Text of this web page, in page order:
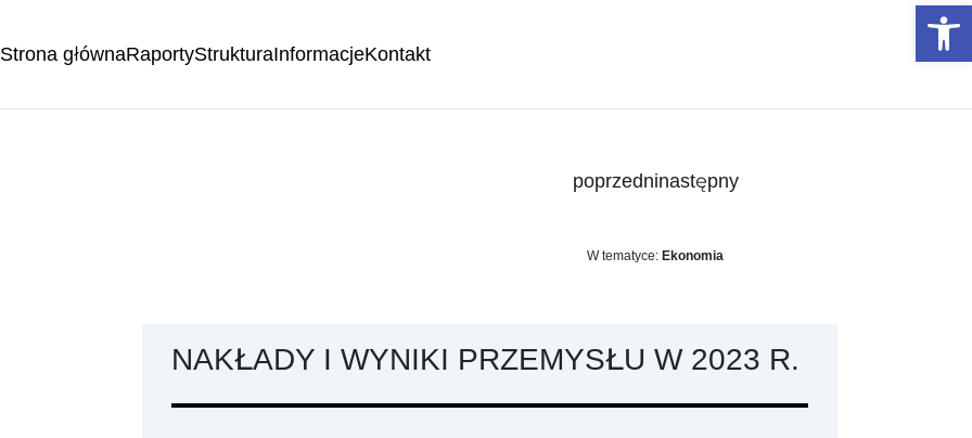
Strona głównaRaportyStrukturaInformacjeKontakt
poprzedninastępny
W tematyce: Ekonomia
NAKŁADY I WYNIKI PRZEMYSŁU W 2023 R.